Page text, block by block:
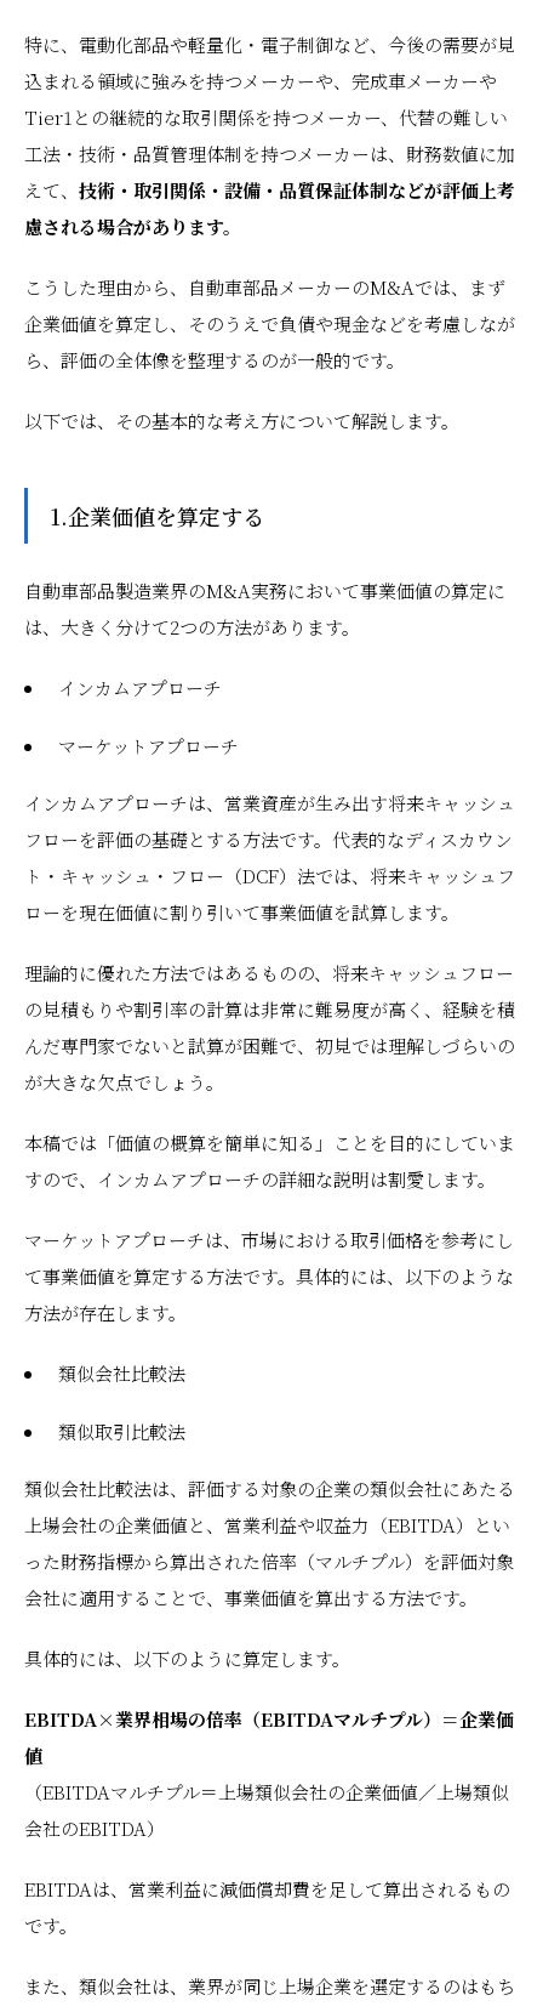
特に、電動化部品や軽量化・電子制御など、今後の需要が見
込まれる領域に強みを持つメーカーや、完成車メーカーや
Tier1との継続的な取引関係を持つメーカー、代替の難しい
工法・技術・品質管理体制を持つメーカーは、財務数値に加
えて、 技術・取引関係・設備・品質保証体制などが評価上考
慮される場合があります。
こうした理由から、自動車部品メーカーのM&Aでは、まず
企業価値を算定し、そのうえで負債や現金などを考慮しなが
ら、評価の全体像を整理するのが一般的です。
以下では、その基本的な考え方について解説します。
1.企業価値を算定する
自動車部品製造業界のM&A実務において事業価値の算定に
は、大きく分けて2つの方法があります。
インカムアプローチ
マーケットアプローチ
インカムアプローチは、営業資産が生み出す将来キャッシュ
フローを評価の基礎とする方法です。代表的なディスカウン
ト・キャッシュ・フロー（DCF）法では、将来キャッシュフ
ローを現在価値に割り引いて事業価値を試算します。
理論的に優れた方法ではあるものの、将来キャッシュフロー
の見積もりや割引率の計算は非常に難易度が高く、経験を積
んだ専門家でないと試算が困難で、初見では理解しづらいの
が大きな欠点でしょう。
本稿では「価値の概算を簡単に知る」ことを目的にしていま
すので、インカムアプローチの詳細な説明は割愛します。
マーケットアプローチは、市場における取引価格を参考にし
て事業価値を算定する方法です。具体的には、以下のような
方法が存在します。
類似会社比較法
類似取引比較法
類似会社比較法は、評価する対象の企業の類似会社にあたる
上場会社の企業価値と、営業利益や収益力（EBITDA）とい
った財務指標から算出された倍率（マルチプル）を評価対象
会社に適用することで、事業価値を算出する方法です。
具体的には、以下のように算定します。
EBITDA×業界相場の倍率（EBITDAマルチプル）＝企業価
値
（EBITDAマルチプル＝上場類似会社の企業価値／上場類似
会社のEBITDA）
EBITDAは、営業利益に減価償却費を足して算出されるもの
です。
また、類似会社は、業界が同じ上場企業を選定するのはもち